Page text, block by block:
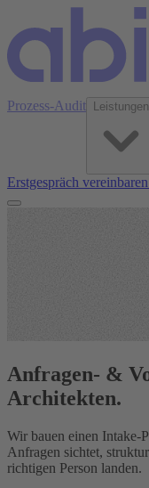
Prozess-Audit Leistungen
Erstgespräch
Anfragen- &
Architekten.
Wir bauen einen Intake-
Anfragen sichtet,
richtigen Person landen.